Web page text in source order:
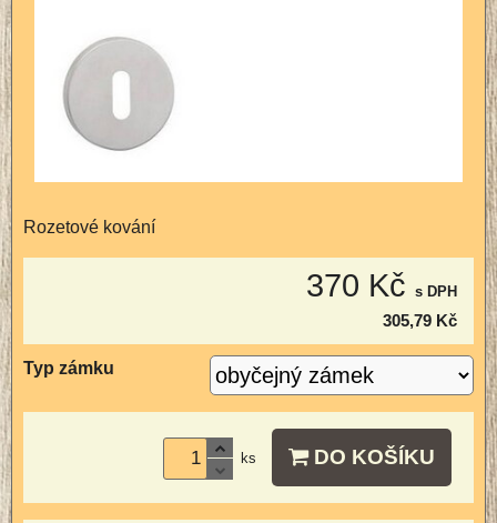
Rozetové kování
370 Kč s DPH
305,79 Kč
Typ zámku
ks DO KOŠÍKU